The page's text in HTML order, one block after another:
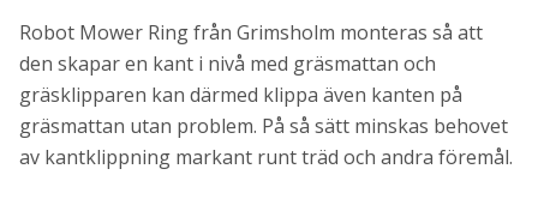
Robot Mower Ring från Grimsholm monteras så att
den skapar en kant i nivå med gräsmattan och
gräsklipparen kan därmed klippa även kanten på
gräsmattan utan problem. På så sätt minskas behovet
av kantklippning markant runt träd och andra föremål.